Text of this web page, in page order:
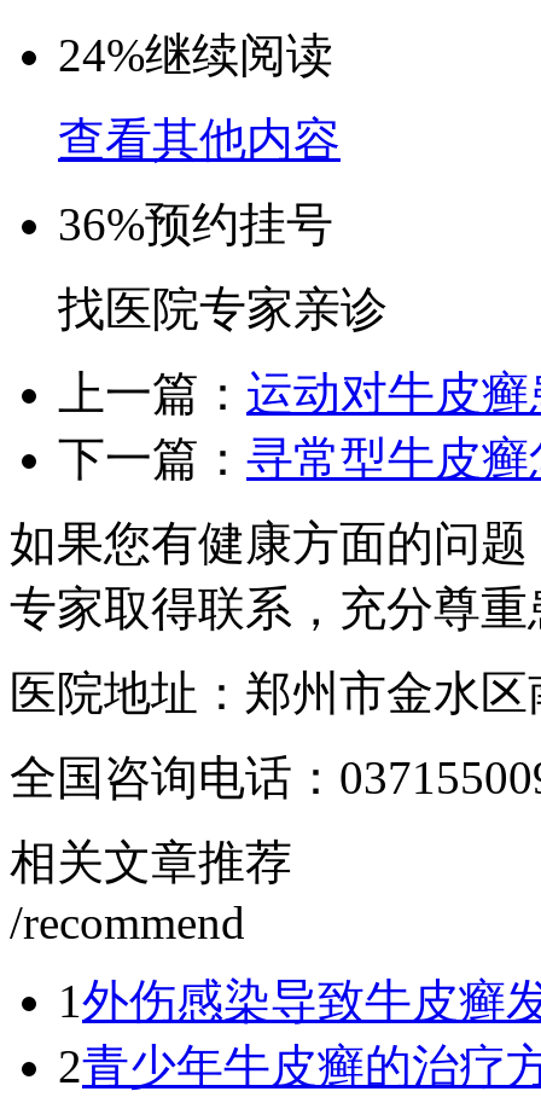
24%继续阅读
查看其他内容
36%预约挂号
找医院专家亲诊
上一篇： 运动对牛皮
下一篇： 寻常型牛皮
如果您有健康方面的问
专家取得联系，充分尊
医院地址：郑州市金水
全国咨询电话：
相关文章推荐
/recommend
1外伤感染导致牛皮癣
2青少年牛皮癣的治疗